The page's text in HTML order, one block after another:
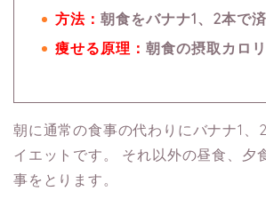
方法： 朝食をバナナ1、2本で
痩せる原理： 朝食の摂取カロ
朝に通常の食事の代わりにバナナ1、
イエットです。
それ以外の昼食、夕
事をとります。